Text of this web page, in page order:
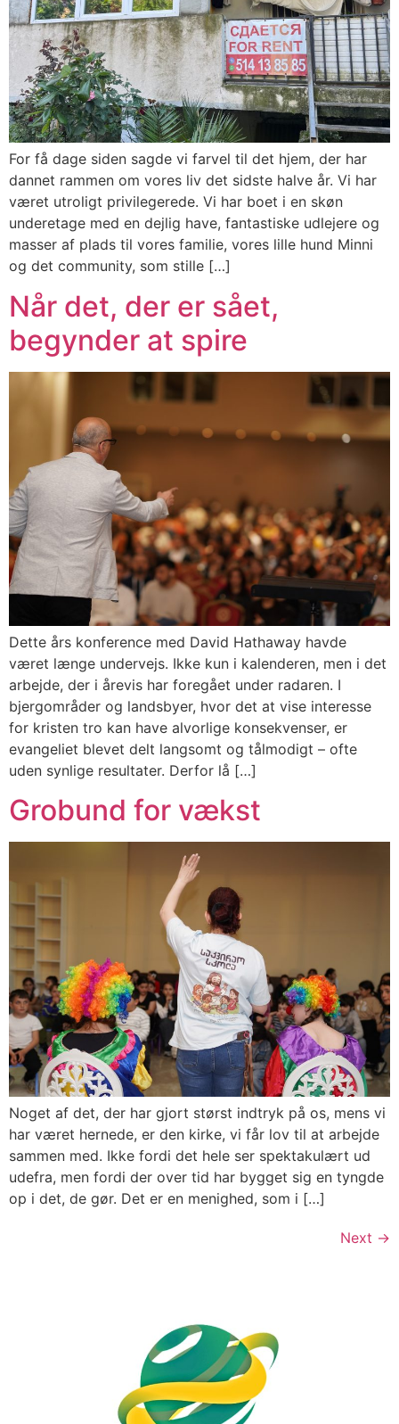
For få dage siden sagde vi farvel til det hjem, der har
dannet rammen om vores liv det sidste halve år. Vi har
været utroligt privilegerede. Vi har boet i en skøn
underetage med en dejlig have, fantastiske udlejere og
masser af plads til vores familie, vores lille hund Minni
og det community, som stille […]
Når det, der er sået,
begynder at spire
Dette års konference med David Hathaway havde
været længe undervejs. Ikke kun i kalenderen, men i det
arbejde, der i årevis har foregået under radaren. I
bjergområder og landsbyer, hvor det at vise interesse
for kristen tro kan have alvorlige konsekvenser, er
evangeliet blevet delt langsomt og tålmodigt – ofte
uden synlige resultater. Derfor lå […]
Grobund for vækst
Noget af det, der har gjort størst indtryk på os, mens vi
har været hernede, er den kirke, vi får lov til at arbejde
sammen med. Ikke fordi det hele ser spektakulært ud
udefra, men fordi der over tid har bygget sig en tyngde
op i det, de gør. Det er en menighed, som i […]
Next →